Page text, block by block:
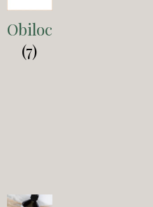
Obiloc
(7)